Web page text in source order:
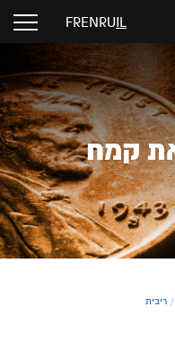
IL
RU
EN
FR
קמח
/ ריבית